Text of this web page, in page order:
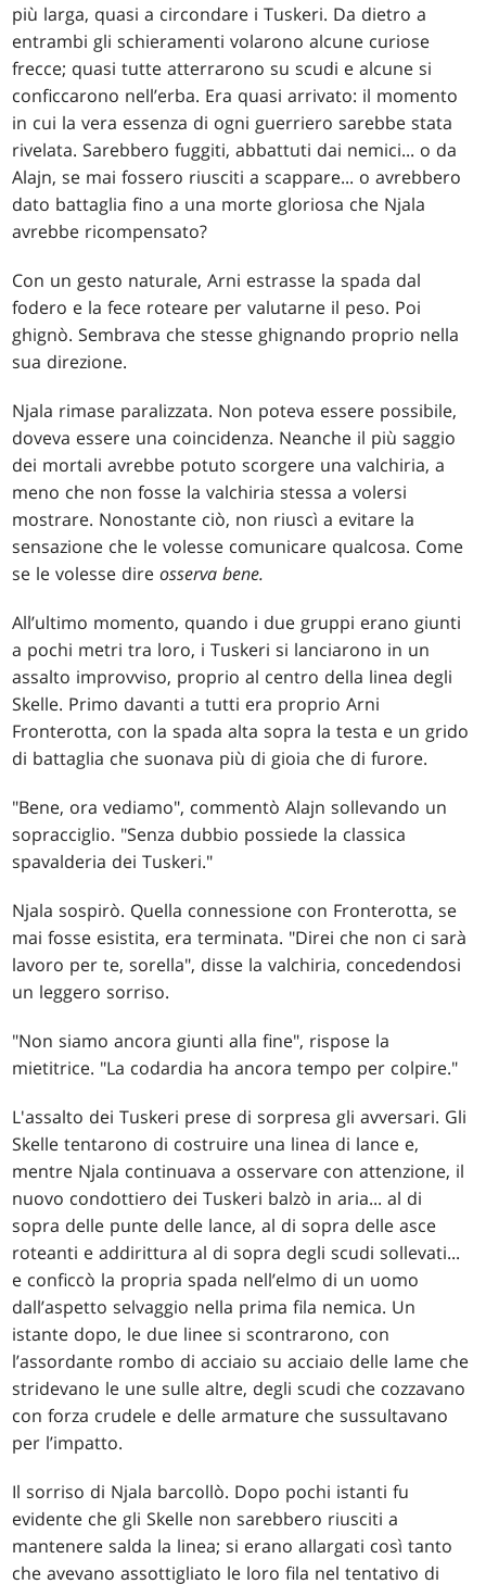
più larga, quasi a circondare i Tuskeri. Da dietro a
entrambi gli schieramenti volarono alcune curiose
frecce; quasi tutte atterrarono su scudi e alcune si
conficcarono nell’erba. Era quasi arrivato: il momento
in cui la vera essenza di ogni guerriero sarebbe stata
rivelata. Sarebbero fuggiti, abbattuti dai nemici... o da
Alajn, se mai fossero riusciti a scappare... o avrebbero
dato battaglia fino a una morte gloriosa che Njala
avrebbe ricompensato?
Con un gesto naturale, Arni estrasse la spada dal
fodero e la fece roteare per valutarne il peso. Poi
ghignò. Sembrava che stesse ghignando proprio nella
sua direzione.
Njala rimase paralizzata. Non poteva essere possibile,
doveva essere una coincidenza. Neanche il più saggio
dei mortali avrebbe potuto scorgere una valchiria, a
meno che non fosse la valchiria stessa a volersi
mostrare. Nonostante ciò, non riuscì a evitare la
sensazione che le volesse comunicare qualcosa. Come
se le volesse direosserva bene.
All’ultimo momento, quando i due gruppi erano giunti
a pochi metri tra loro, i Tuskeri si lanciarono in un
assalto improvviso, proprio al centro della linea degli
Skelle. Primo davanti a tutti era proprio Arni
Fronterotta, con la spada alta sopra la testa e un grido
di battaglia che suonava più di gioia che di furore.
"Bene, ora vediamo", commentò Alajn sollevando un
sopracciglio. "Senza dubbio possiede la classica
spavalderia dei Tuskeri."
Njala sospirò. Quella connessione con Fronterotta, se
mai fosse esistita, era terminata. "Direi che non ci sarà
lavoro per te, sorella", disse la valchiria, concedendosi
un leggero sorriso.
"Non siamo ancora giunti alla fine", rispose la
mietitrice. "La codardia ha ancora tempo per colpire."
L'assalto dei Tuskeri prese di sorpresa gli avversari. Gli
Skelle tentarono di costruire una linea di lance e,
mentre Njala continuava a osservare con attenzione, il
nuovo condottiero dei Tuskeri balzò in aria... al di
sopra delle punte delle lance, al di sopra delle asce
roteanti e addirittura al di sopra degli scudi sollevati...
e conficcò la propria spada nell’elmo di un uomo
dall’aspetto selvaggio nella prima fila nemica. Un
istante dopo, le due linee si scontrarono, con
l’assordante rombo di acciaio su acciaio delle lame che
stridevano le une sulle altre, degli scudi che cozzavano
con forza crudele e delle armature che sussultavano
per l’impatto.
Il sorriso di Njala barcollò. Dopo pochi istanti fu
evidente che gli Skelle non sarebbero riusciti a
mantenere salda la linea; si erano allargati così tanto
che avevano assottigliato le loro fila nel tentativo di